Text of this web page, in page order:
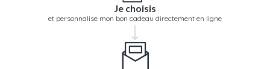
Je choisis
et personnalise mon bon cadeau directement en ligne